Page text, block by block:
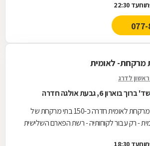
עד 22:30
מרקחת- לאומית
לדרג
שד' ברוך בוארון 6, גבעת אולגה חדרה
בית מרקחת לאומית חדרה כ-150 בתי מרקחת של
- רק עבור לקוחותיה - רשת הפארם השלישית
עד 18:30